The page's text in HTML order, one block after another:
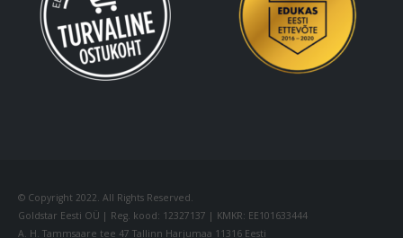
© Copyright 2022. All Rights Reserved.
Goldstar Eesti OÜ | Reg. kood: 12327137 | KMKR: EE101633444
A. H. Tammsaare tee 47 Tallinn Harjumaa 11316 Eesti